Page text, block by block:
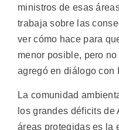
ministros de esas
trabaja sobre las
ver cómo hace para
menor posible, pero
agregó en diálogo con
La comunidad
los grandes déficits
áreas protegidas es la